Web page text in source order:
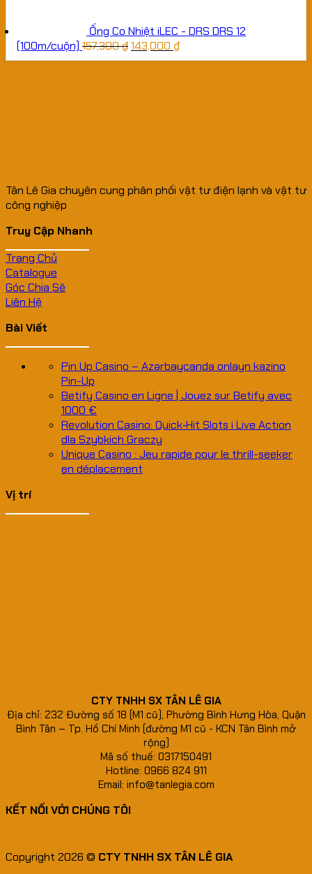
Ống Co Nhiệt iLEC - DRS DRS 12
(100m/cuộn) 157,300₫143,000 ₫
Tân Lê Gia chuyên cung phân phối vật tư điện lạnh và vật tư
công nghiệp
Truy Cập Nhanh
Trang Chủ
Catalogue
Góc Chia Sẽ
Liên Hệ
Bài Viết
Pin Up Casino – Azərbaycanda onlayn kazino
Pin-Up
Betify Casino en Ligne | Jouez sur Betify avec
1000 €
Revolution Casino: Quick‑Hit Slots i Live Action
dla Szybkich Graczy
Unique Casino : Jeu rapide pour le thrill-seeker
en déplacement
Vị trí
CTY TNHH SX TÂN LÊ GIA
Địa chỉ: 232 Đường số 18 (M1 cũ), Phường Bình Hưng Hòa, Quận
Bình Tân – Tp. Hồ Chí Minh (đường M1 cũ - KCN Tân Bình mở
rộng)
Mã số thuế: 0317150491
Hotline: 0966 824 911
Email: info@tanlegia.com
KẾT NỐI VỚI CHÚNG TÔI
Copyright 2026 © CTY TNHH SX TÂN LÊ GIA